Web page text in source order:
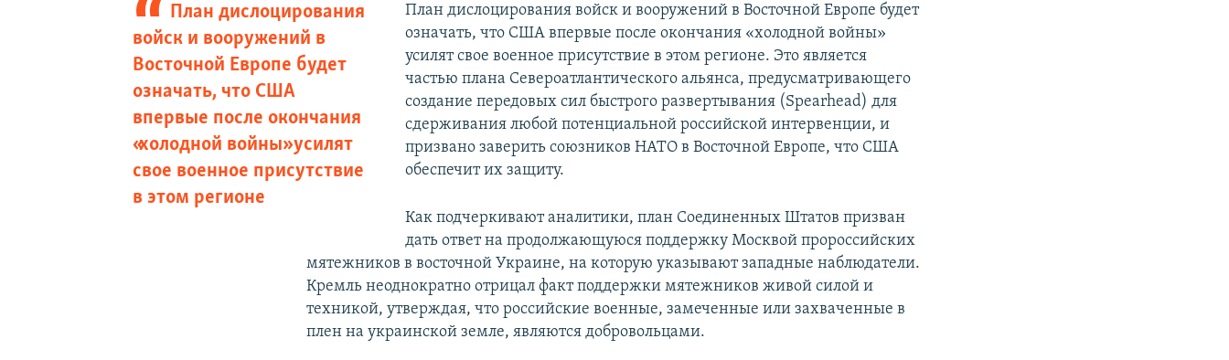
План дислоцирования
войск и вооружений в
Восточной Европе будет
означать, что США
впервые после окончания
«холодной войны» усилят
свое военное присутствие
в этом регионе
План дислоцирования войск и вооружений в Восточной Европе будет
означать, что США впервые после окончания «холодной войны»
усилят свое военное присутствие в этом регионе. Это является
частью плана Североатлантического альянса, предусматривающего
создание передовых сил быстрого развертывания (Spearhead) для
сдерживания любой потенциальной российской интервенции, и
призвано заверить союзников НАТО в Восточной Европе, что США
обеспечит их защиту.
Как подчеркивают аналитики, план Соединенных Штатов призван
дать ответ на продолжающуюся поддержку Москвой пророссийских
мятежников в восточной Украине, на которую указывают западные наблюдатели.
Кремль неоднократно отрицал факт поддержки мятежников живой силой и
техникой, утверждая, что российские военные, замеченные или захваченные в
плен на украинской земле, являются добровольцами.